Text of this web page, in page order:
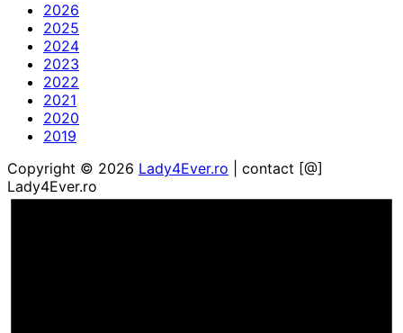
2026
2025
2024
2023
2022
2021
2020
2019
Copyright © 2026 Lady4Ever.ro | contact [@]
Lady4Ever.ro